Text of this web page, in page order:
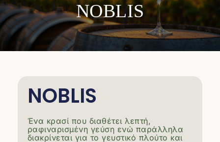
NOBLIS
NOBLIS
Ένα κρασί που διαθέτει λεπτή,
ραφιναρισμένη γεύση ενώ παράλληλα
διακρίνεται για το γευστικό πλούτο και